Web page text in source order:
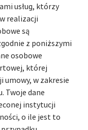
usług, którzy
realizacji
są
z poniższymi
osobowe
której
umowy, w zakresie
Twoje dane
instytucji
o ile jest to